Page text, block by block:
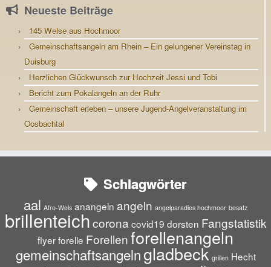
Neueste Beiträge
145 Welse aus Hochmoor
Gemeinschaftsangeln am Rhein – Ein gelungener Vereinstag in
Duisburg
Herzlichen Glückwunsch zur Hochzeit Jessi und Tobi
Bericht zum Pokalangeln an der Ruhr
Gemeinschaft erleben – unsere Jugend-Angelveranstaltung im
Oosbachtal
Schlagwörter
aal Afro-Wels anangeln angeln angelparadies hochmoor besatz
brillenteichcorona covid19 dorsten Fangstatistik
flyerforelle Forellenforellenangeln
gemeinschaftsangelngladbeck grillen Hecht